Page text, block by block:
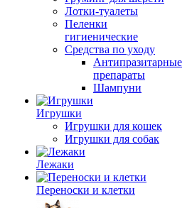
Лотки-туалеты
Пеленки
гигиенические
Средства по уходу
Антипразитарные
препараты
Шампуни
Игрушки
Игрушки для кошек
Игрушки для собак
Лежаки
Переноски и клетки